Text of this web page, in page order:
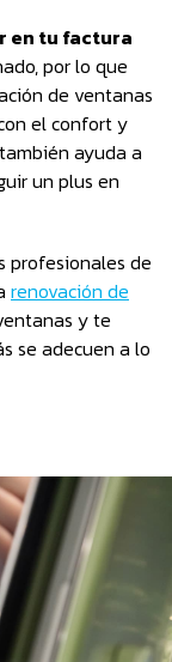
en tu factura
por lo que
de ventanas
el confort y
ayuda a
un plus en
profesionales de
renovación de
y te
se adecuen a lo